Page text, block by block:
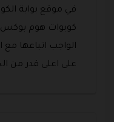
في موقع بوابة
كوبوات هوم بوكس
الواجب اتباعها
على اعلى قدر من